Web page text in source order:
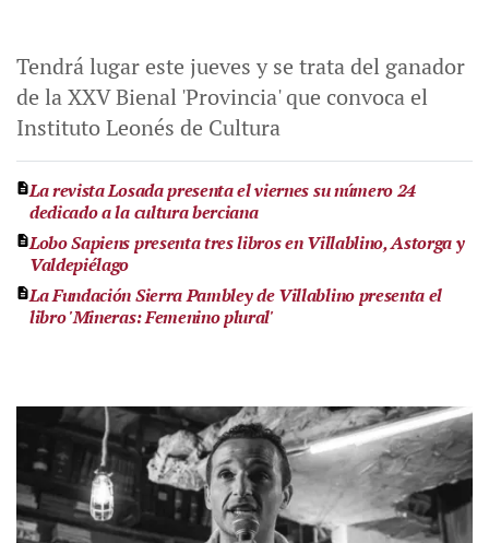
Tendrá lugar este jueves y se trata del ganador
de la XXV Bienal 'Provincia' que convoca el
Instituto Leonés de Cultura
La revista Losada presenta el viernes su número 24
dedicado a la cultura berciana
Lobo Sapiens presenta tres libros en Villablino, Astorga y
Valdepiélago
La Fundación Sierra Pambley de Villablino presenta el
libro 'Mineras: Femenino plural'